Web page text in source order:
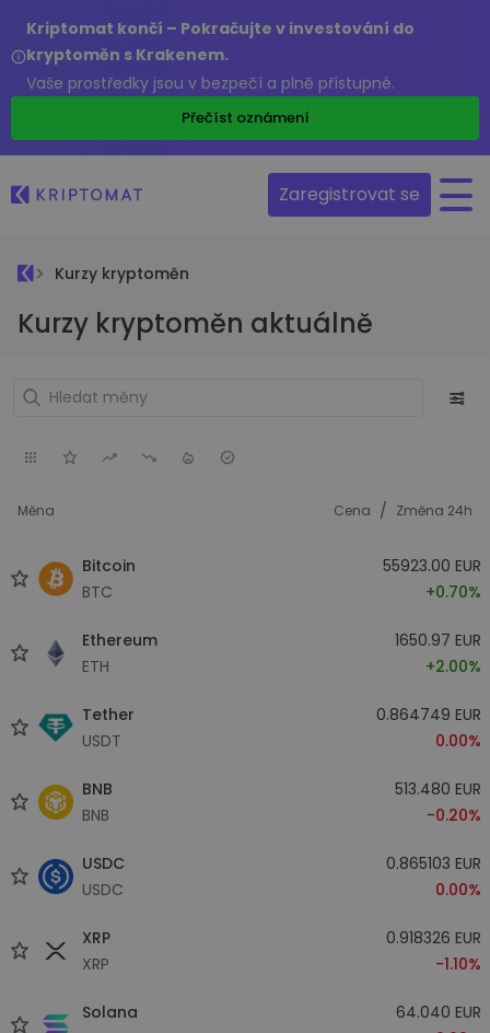
Kriptomat končí – Pokračujte v investování do
kryptoměn s Krakenem.
Vaše prostředky jsou v bezpečí a plně přístupné.
Přečíst oznámení
Zaregistrovat se
Kurzy kryptoměn
Kurzy kryptoměn aktuálně
Měna Cena / Změna 24h
Bitcoin
BTC
55923.00 EUR
+0.70%
Ethereum
ETH
1650.97 EUR
+2.00%
Tether
USDT
0.864749 EUR
0.00%
BNB
BNB
513.480 EUR
-0.20%
USDC
USDC
0.865103 EUR
0.00%
XRP
XRP
0.918326 EUR
-1.10%
Solana
64.040 EUR